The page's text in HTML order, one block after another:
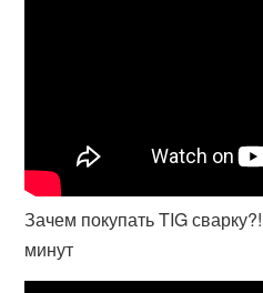
Зачем покупать TIG
минут